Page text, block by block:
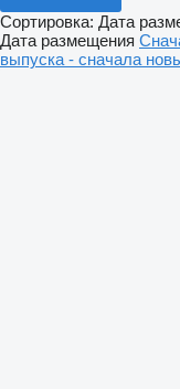
Сортировка: Дата
Дата размещения
выпуска - сначала